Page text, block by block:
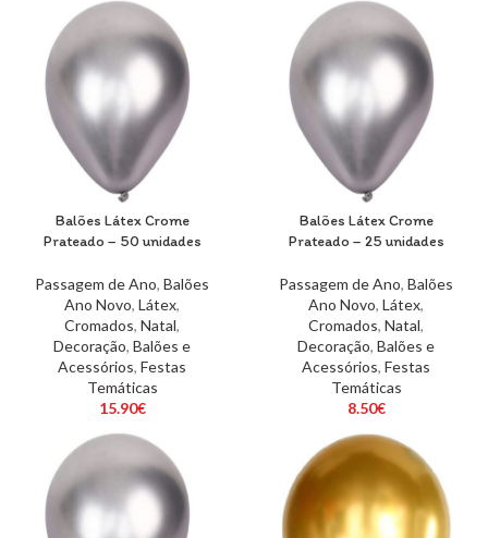
Balões Látex Crome
Prateado – 50 unidades
Passagem de Ano, Balões
Ano Novo, Látex,
Cromados, Natal,
Decoração, Balões e
Acessórios, Festas
Temáticas
15.90€
Balões Látex Crome
Prateado – 25 unidades
Passagem de Ano, Balões
Ano Novo, Látex,
Cromados, Natal,
Decoração, Balões e
Acessórios, Festas
Temáticas
8.50€